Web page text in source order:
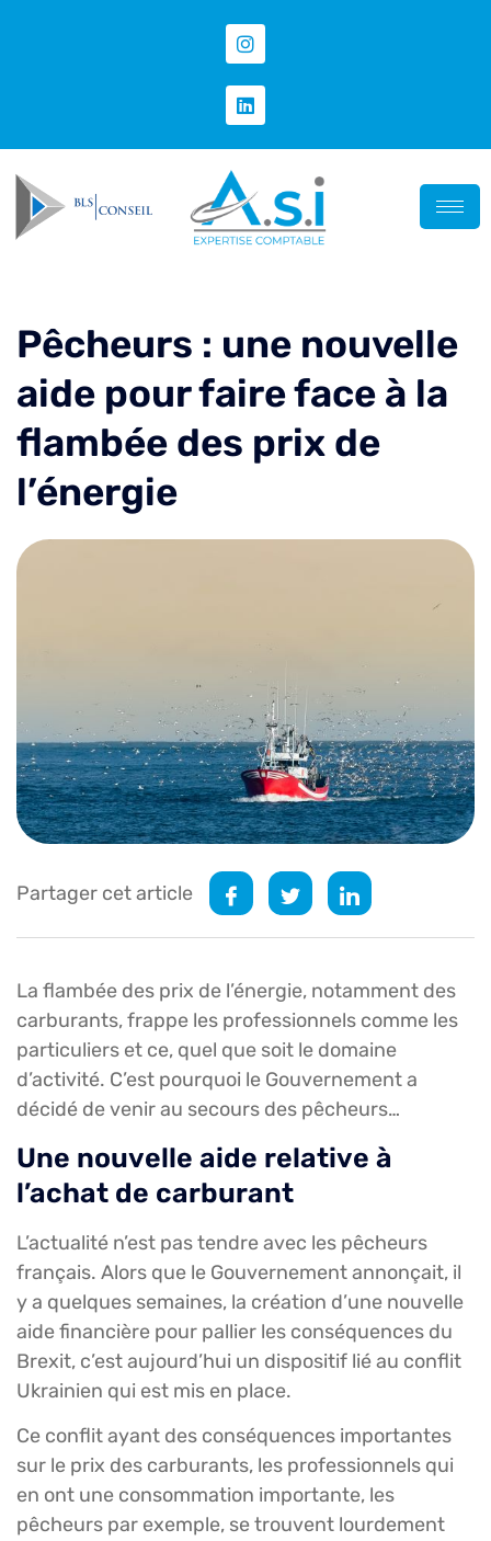
Pêcheurs : une nouvelle
aide pour faire face à la
flambée des prix de
l’énergie
Partager cet article
La flambée des prix de l’énergie, notamment des
carburants, frappe les professionnels comme les
particuliers et ce, quel que soit le domaine
d’activité. C’est pourquoi le Gouvernement a
décidé de venir au secours des pêcheurs…
Une nouvelle aide relative à
l’achat de carburant
L’actualité n’est pas tendre avec les pêcheurs
français. Alors que le Gouvernement annonçait, il
y a quelques semaines, la création d’une nouvelle
aide financière pour pallier les conséquences du
Brexit, c’est aujourd’hui un dispositif lié au conflit
Ukrainien qui est mis en place.
Ce conflit ayant des conséquences importantes
sur le prix des carburants, les professionnels qui
en ont une consommation importante, les
pêcheurs par exemple, se trouvent lourdement